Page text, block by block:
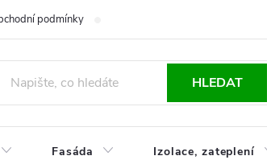
podmínky
HLEDAT
Fasáda Izolace, zateplení